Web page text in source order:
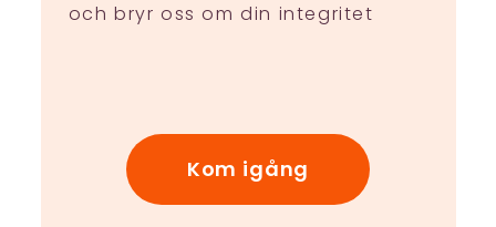
och bryr oss om din integritet
Kom igång